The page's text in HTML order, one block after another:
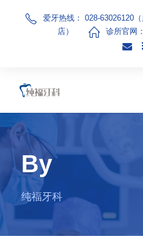
爱牙热线： 028-63026120
店）
诊所官网：
By
纯福牙科